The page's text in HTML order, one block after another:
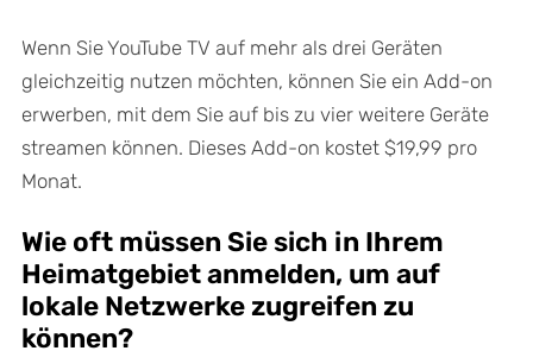
Wenn Sie YouTube TV auf mehr als drei Geräten
gleichzeitig nutzen möchten, können Sie ein Add-on
erwerben, mit dem Sie auf bis zu vier weitere Geräte
streamen können. Dieses Add-on kostet $19,99 pro
Monat.
Wie oft müssen Sie sich in Ihrem
Heimatgebiet anmelden, um auf
lokale Netzwerke zugreifen zu
können?